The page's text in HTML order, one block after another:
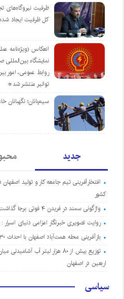
ظرفیت نیروگاه‌های
کل ظرفیت ایجاد
انعکاس (ویژه‌نامه
نمایشگاه بین‌المللی
روابط عمومی، امور
توانیر منتشر شد*
سیم‌بانان؛ نگهبانان
جدید
افتخارآفرینی تیم جامعه کار و تولید
کشور
واژگونی سمند در فریدن ۴ فوتی برجا گذاشت/ خواب‌آلودگی راننده حادثه‌ساز شد
روایت تصویری خبرنگار اعزامی دنیای اسرار
بازآفرینی محله همت‌آباد اصفهان با احداث ۱۳۰ واحد مسکونی جدید آغاز می‌شود
توزیع بیش از ۸۰ هزار لیتر آب
اربعین در اصفهان
سیاسی